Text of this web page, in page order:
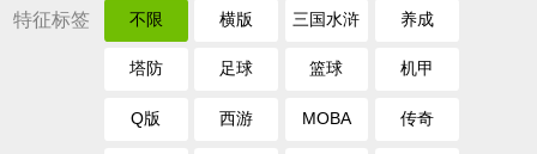
特征标签 不限 横版 三国水浒 养成
塔防 足球 篮球 机甲
Q版 西游 MOBA 传奇